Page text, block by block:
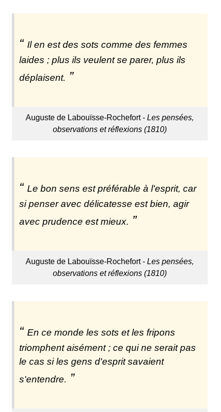
Il en est des sots comme des femmes
laides ; plus ils veulent se parer, plus ils
déplaisent.
Auguste de Labouïsse-Rochefort - Les pensées,
observations et réflexions (1810)
Le bon sens est préférable à l'esprit, car
si penser avec délicatesse est bien, agir
avec prudence est mieux.
Auguste de Labouïsse-Rochefort - Les pensées,
observations et réflexions (1810)
En ce monde les sots et les fripons
triomphent aisément ; ce qui ne serait pas
le cas si les gens d'esprit savaient
s'entendre.